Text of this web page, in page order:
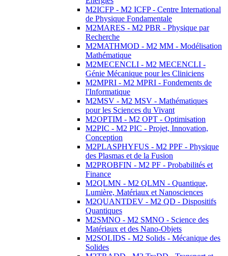
M2ICFP - M2 ICFP - Centre International
de Physique Fondamentale
M2MARES - M2 PBR - Physique par
Recherche
M2MATHMOD - M2 MM - Modélisation
Mathématique
M2MECENCLI - M2 MECENCLI -
Génie Mécanique pour les Cliniciens
M2MPRI - M2 MPRI - Fondements de
l'Informatique
M2MSV - M2 MSV - Mathématiques
pour les Sciences du Vivant
M2OPTIM - M2 OPT - Optimisation
M2PIC - M2 PIC - Projet, Innovation,
Conception
M2PLASPHYFUS - M2 PPF - Physique
des Plasmas et de la Fusion
M2PROBFIN - M2 PF - Probabilités et
Finance
M2QLMN - M2 QLMN - Quantique,
Lumière, Matériaux et Nanosciences
M2QUANTDEV - M2 QD - Dispositifs
Quantiques
M2SMNO - M2 SMNO - Science des
Matériaux et des Nano-Objets
M2SOLIDS - M2 Solids - Mécanique des
Solides